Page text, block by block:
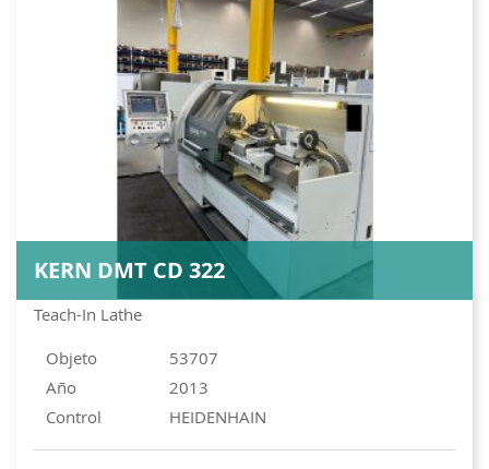
Teach-In Lathe
KERN DMT CD 322
Objeto
53707
Año
2013
Control
HEIDENHAIN